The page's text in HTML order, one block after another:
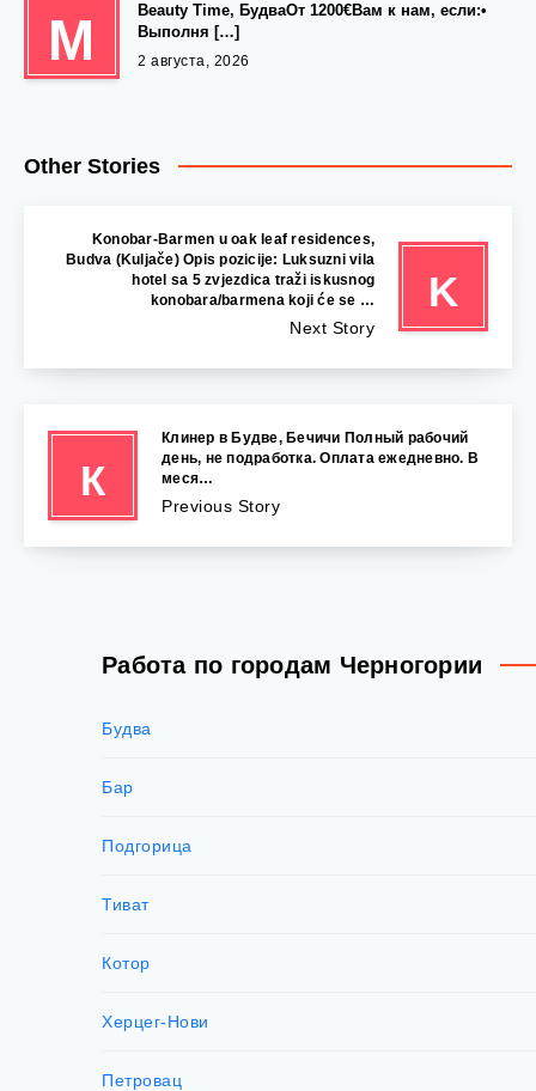
М
Beauty Time, БудваОт 1200€Вам к нам, если:•
Выполня […]
2 августа, 2026
Other Stories
K
Konobar-Barmen u oak leaf residences,
Budva (Kuljače) Opis pozicije: Luksuzni vila
hotel sa 5 zvjezdica traži iskusnog
konobara/barmena koji će se …
Next Story
К
Клинер в Будве, Бечичи Полный рабочий
день, не подработка. Оплата ежедневно. В
меся…
Previous Story
Работа по городам Черногории
Будва
Бар
Подгорица
Тиват
Котор
Херцег-Нови
Петровац